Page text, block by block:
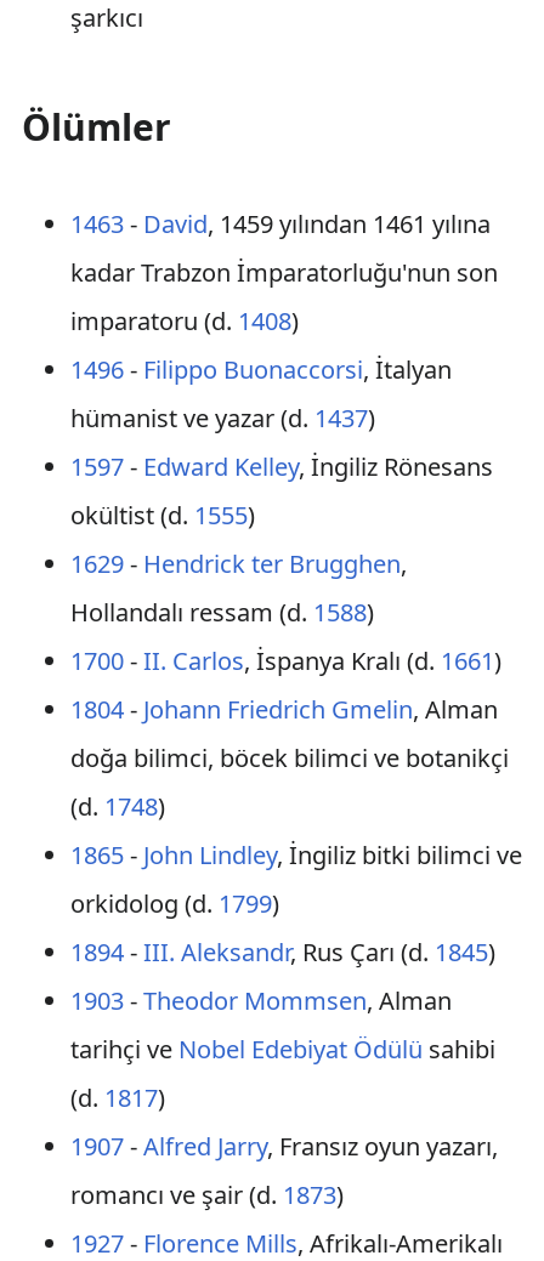
şarkıcı
Ölümler
1463- David, 1459 yılından 1461 yılına
kadar Trabzon İmparatorluğu'nun son
imparatoru (d. 1408)
1496- Filippo Buonaccorsi, İtalyan
hümanist ve yazar (d. 1437)
1597- Edward Kelley, İngiliz Rönesans
okültist (d. 1555)
1629- Hendrick ter Brugghen,
Hollandalı ressam (d. 1588)
1700-II. Carlos, İspanya Kralı (d. 1661)
1804- Johann Friedrich Gmelin, Alman
doğa bilimci, böcek bilimci ve botanikçi
(d. 1748)
1865- John Lindley, İngiliz bitki bilimci ve
orkidolog (d. 1799)
1894-III. Aleksandr, Rus Çarı (d. 1845)
1903-Theodor Mommsen, Alman
tarihçi ve Nobel Edebiyat Ödülü sahibi
(d. 1817)
1907-Alfred Jarry, Fransız oyun yazarı,
romancı ve şair (d. 1873)
1927- Florence Mills, Afrikalı-Amerikalı